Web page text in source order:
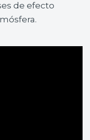
de efecto